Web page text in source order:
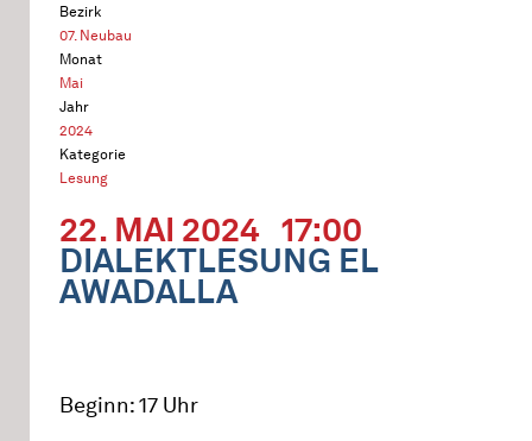
Bezirk
07. Neubau
Monat
Mai
Jahr
2024
Kategorie
Lesung
22. MAI 2024 17:00
DIALEKTLESUNG EL
AWADALLA
Beginn: 17 Uhr